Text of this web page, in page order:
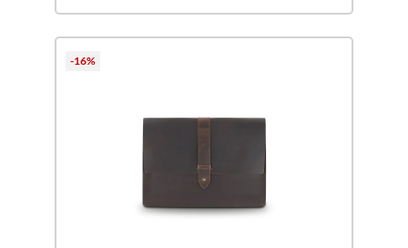
-16%